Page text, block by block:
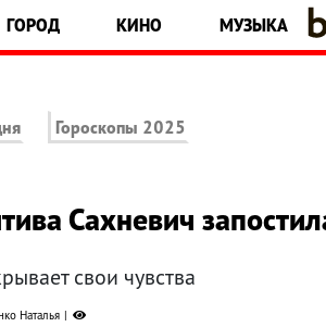
ГОРОД КИНО МУЗЫКА
Гороскопы 2025
Сахневич
свои чувства
Наталья